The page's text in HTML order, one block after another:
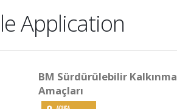
Application
BM Sürdürülebilir Kalkınma
Amaçları